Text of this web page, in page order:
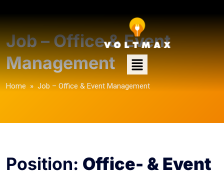
Job – Office & Event
Management
Home » Job – Office & Event Management
Position: Office- & Event